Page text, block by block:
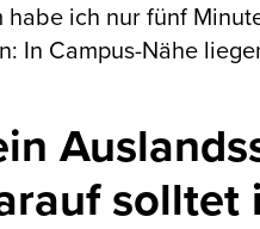
habe ich nur fünf
In Campus-Nähe